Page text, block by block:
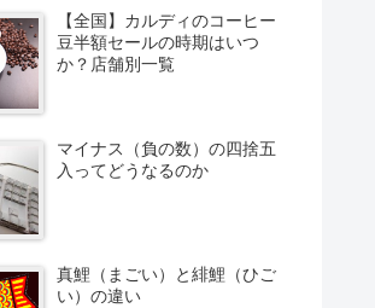
【全国】カルディのコーヒー
豆半額セールの時期はいつ
か？店舗別一覧
マイナス（負の数）の四捨五
入ってどうなるのか
真鯉（まごい）と緋鯉（ひご
い）の違い